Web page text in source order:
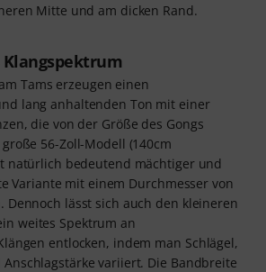
Mitte und am dicken Rand.
Tams erzeugen einen
lang anhaltenden Ton mit einer
die von der Größe des Gongs
56-Zoll-Modell (140cm
natürlich bedeutend mächtiger und
Variante mit einem Durchmesser von
Dennoch lässt sich auch den kleineren
weites Spektrum an
entlocken, indem man Schlägel,
variiert. Die Bandbreite